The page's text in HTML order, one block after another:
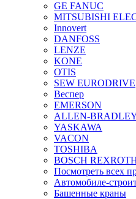
GE FANUC
MITSUBISHI
Innovert
DANFOSS
LENZE
KONE
OTIS
SEW EURODRIVE
Веспер
EMERSON
ALLEN-
YASKAWA
VACON
TOSHIBA
BOSCH
Посмотреть всех
Автомобиле-
Башенные краны